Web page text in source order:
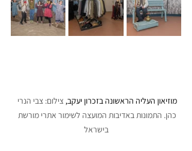
מוזיאון העליה הראשונה בזכרון יעקב, צילום: צבי הנרי
כהן. התמונות באדיבות המועצה לשימור אתרי מורשת
בישראל